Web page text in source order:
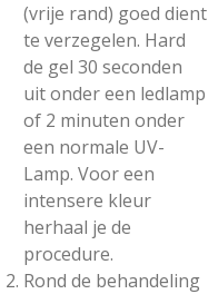
(vrije rand) goed dient
te verzegelen. Hard
de gel 30 seconden
uit onder een ledlamp
of 2 minuten onder
een normale UV-
Lamp. Voor een
intensere kleur
herhaal je de
procedure.
Rond de behandeling